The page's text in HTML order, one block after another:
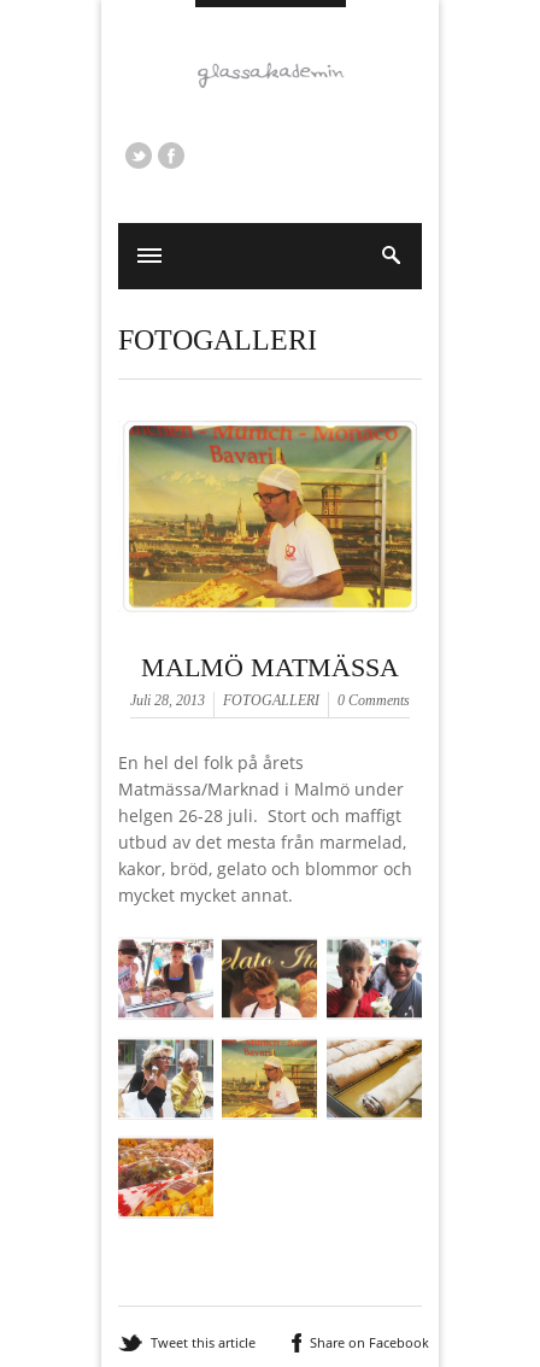
FOTOGALLERI
MALMÖ MATMÄSSA
Juli 28, 2013 FOTOGALLERI 0 Comments
En hel del folk på årets
Matmässa/Marknad i Malmö under
helgen 26-28 juli. Stort och maffigt
utbud av det mesta från marmelad,
kakor, bröd, gelato och blommor och
mycket mycket annat.
Tweet this article
Share on Facebook